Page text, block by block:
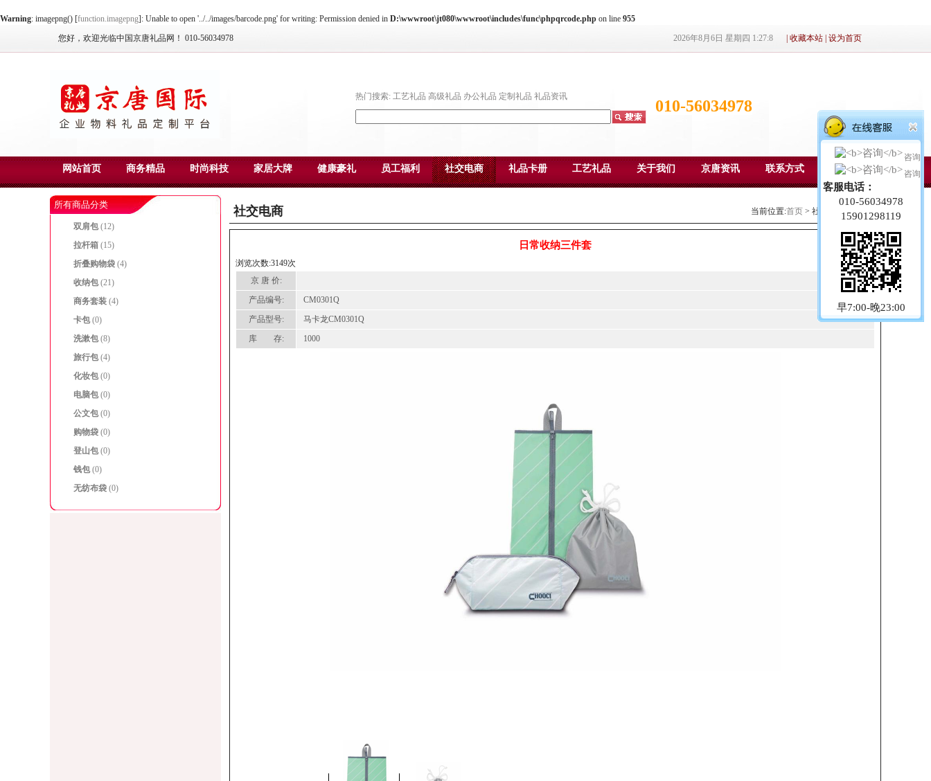
Warning: imagepng() [function.imagepng]: Unable to open '../../images/barcode.png' for writing: Permission denied in D:\wwwroot\jt080\wwwroot\includes\func\phpqrcode.php on line 955
您好，欢迎光临中国京唐礼品网！ 010-56034978
2026年8月6日 星期四 1:27:8 收藏本站 设为首页
热门搜索: 工艺礼品 高级礼品 办公礼品 定制礼品 礼品资讯
010-56034978
网站首页 商务精品 时尚科技 家居大牌 健康豪礼 员工福利 社交电商 礼品卡册 工艺礼品 关于我们 京唐资讯 联系方式 成功案例
所有商品分类
双肩包(12)
拉杆箱 (15)
折叠购物袋 (4)
收纳包(21)
商务套装 (4)
卡包(0)
洗漱包(8)
旅行包(4)
化妆包(0)
电脑包(0)
公文包(0)
购物袋 (0)
登山包(0)
钱包(0)
无纺布袋 (0)
社交电商 当前位置:首页 > 社交电商>收纳包
日常收纳三件套
浏览次数:3149次
京 唐 价:
产品编号:
CM0301Q
产品型号:
马卡龙CM0301Q
库 存:
1000
咨询
咨询
客服电话：
010-56034978
15901298119
早7:00-晚23:00